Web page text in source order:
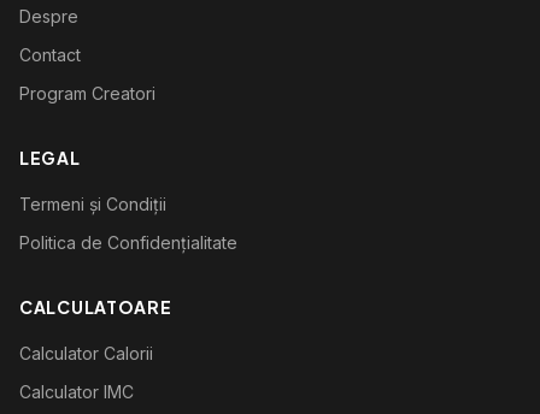
Despre
Contact
Program Creatori
LEGAL
Termeni și Condiții
Politica de Confidențialitate
CALCULATOARE
Calculator Calorii
Calculator IMC